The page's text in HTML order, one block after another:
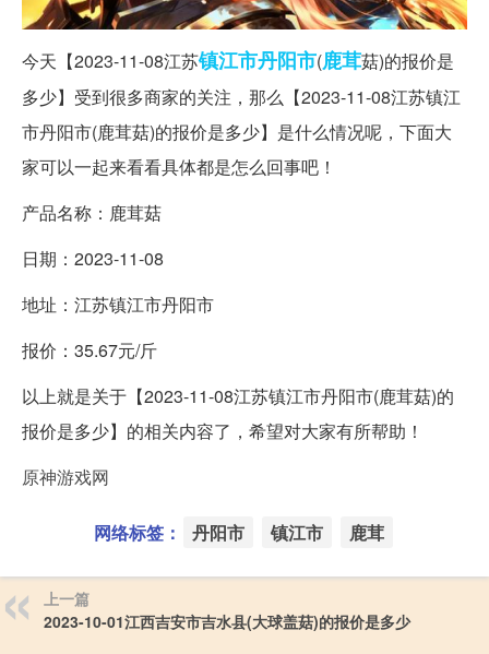
今天【2023-11-08江苏镇江市丹阳市(鹿茸菇)的报价是
多少】受到很多商家的关注，那么【2023-11-08江苏镇江
市丹阳市(鹿茸菇)的报价是多少】是什么情况呢，下面大
家可以一起来看看具体都是怎么回事吧！
产品名称：鹿茸菇
日期：2023-11-08
地址：江苏镇江市丹阳市
报价：35.67元/斤
以上就是关于【2023-11-08江苏镇江市丹阳市(鹿茸菇)的
报价是多少】的相关内容了，希望对大家有所帮助！
原神游戏网
网络标签： 丹阳市 镇江市 鹿茸
上一篇
2023-10-01江西吉安市吉水县(大球盖菇)的报价是多少